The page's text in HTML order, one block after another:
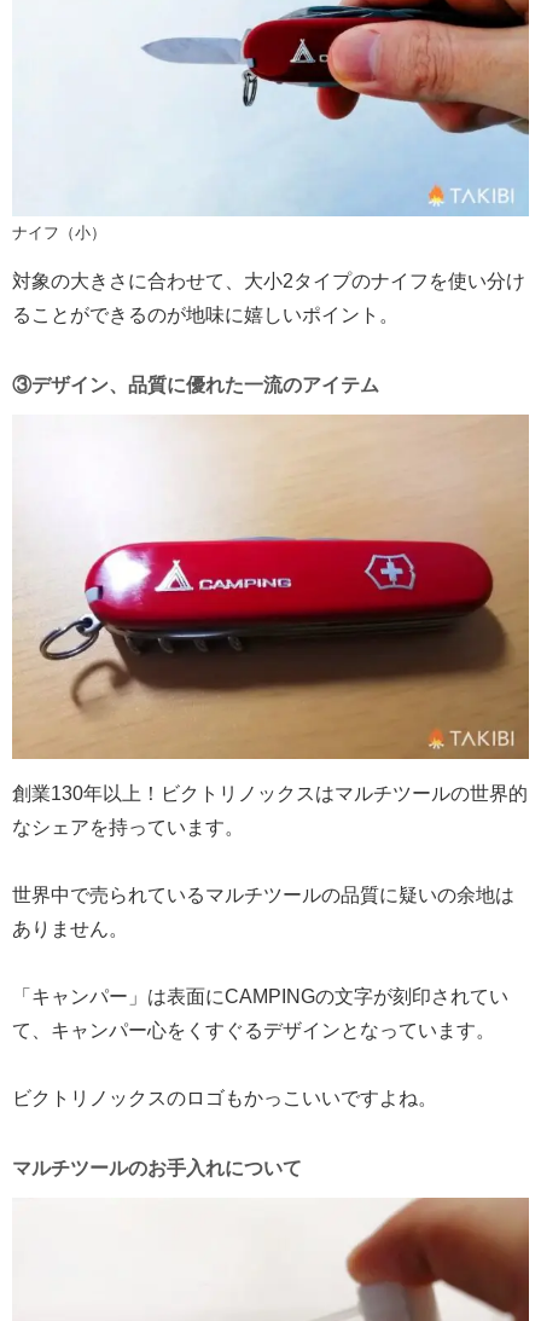
ナイフ（小）
対象の大きさに合わせて、大小2タイプのナイフを使い分け
ることができるのが地味に嬉しいポイント。
③デザイン、品質に優れた一流のアイテム
創業130年以上！ビクトリノックスはマルチツールの世界的
なシェアを持っています。
世界中で売られているマルチツールの品質に疑いの余地は
ありません。
「キャンパー」は表面にCAMPINGの文字が刻印されてい
て、キャンパー心をくすぐるデザインとなっています。
ビクトリノックスのロゴもかっこいいですよね。
マルチツールのお手入れについて